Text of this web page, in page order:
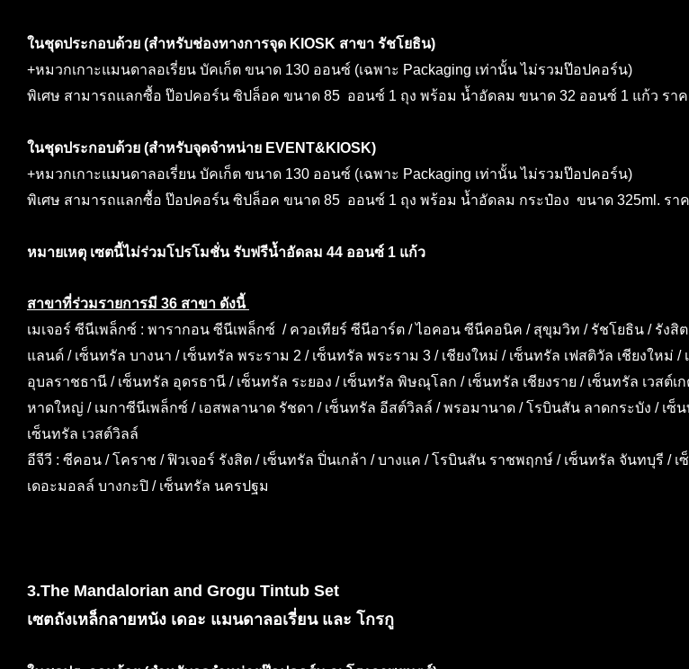
ในชุดประกอบด้วย (สำหรับช่องทางการจุด KIOSK สาขา รัชโยธิน)
+หมวกเกาะแมนดาลอเรี่ยน บัคเก็ต ขนาด 130 ออนซ์ (เฉพาะ Packaging เท่านั้น ไม่รวมป๊อปคอร์น)
พิเศษ สามารถแลกซื้อ ป๊อปคอร์น ซิปล็อค ขนาด 85 ออนซ์ 1 ถุง พร้อม น้ำอัดลม ขนาด 32 ออนซ์ 1 แก้ว ราค
ในชุดประกอบด้วย (สำหรับจุดจำหน่าย EVENT&KIOSK)
+หมวกเกาะแมนดาลอเรี่ยน บัคเก็ต ขนาด 130 ออนซ์ (เฉพาะ Packaging เท่านั้น ไม่รวมป๊อปคอร์น)
พิเศษ สามารถแลกซื้อ ป๊อปคอร์น ซิปล็อค ขนาด 85 ออนซ์ 1 ถุง พร้อม น้ำอัดลม กระป๋อง ขนาด 325ml. รา
หมายเหตุ เซตนี้ไม่ร่วมโปรโมชั่น รับฟรีน้ำอัดลม 44 ออนซ์ 1 แก้ว
สาขาที่ร่วมรายการมี 36 สาขา ดังนี้
เมเจอร์ ซีนีเพล็กซ์ : พารากอน ซีนีเพล็กซ์ / ควอเทียร์ ซีนีอาร์ต / ไอคอน ซีนีคอนิค / สุขุมวิท / รัชโยธิน / รังสิ
แลนด์ / เซ็นทรัล บางนา / เซ็นทรัล พระราม 2 / เซ็นทรัล พระราม 3 / เชียงใหม่ / เซ็นทรัล เฟสติวัล เชียงใหม่ /
อุบลราชธานี / เซ็นทรัล อุดรธานี / เซ็นทรัล ระยอง / เซ็นทรัล พิษณุโลก / เซ็นทรัล เชียงราย / เซ็นทรัล เวสต์เ
หาดใหญ่ / เมกาซีนีเพล็กซ์ / เอสพลานาด รัชดา / เซ็นทรัล อีสต์วิลล์ / พรอมานาด / โรบินสัน ลาดกระบัง / เซ็
เซ็นทรัล เวสต์วิลล์
อีจีวี : ซีคอน / โคราช / ฟิวเจอร์ รังสิต / เซ็นทรัล ปิ่นเกล้า / บางแค / โรบินสัน ราชพฤกษ์ / เซ็นทรัล จันทบุรี / เ
เดอะมอลล์ บางกะปิ / เซ็นทรัล นครปฐม
3.The Mandalorian and Grogu Tintub Set
เซตถังเหล็กลายหนัง เดอะ แมนดาลอเรี่ยน และ โกรกู